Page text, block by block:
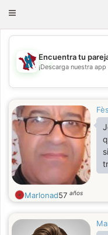
Toggle
💖
Encuentra tu
¡Descarga nuestra
Marlonad57 años